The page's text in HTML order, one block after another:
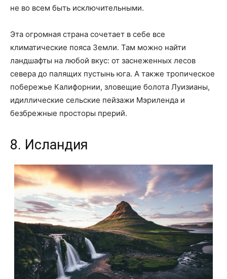
не во всем быть исключительными.
Эта огромная страна сочетает в себе все
климатические пояса Земли. Там можно найти
ландшафты на любой вкус: от заснеженных лесов
севера до палящих пустынь юга. А также тропическое
побережье Калифорнии, зловещие болота Луизианы,
идиллические сельские пейзажи Мэриленда и
безбрежные просторы прерий.
8. Исландия